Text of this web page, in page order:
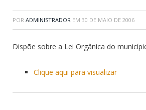
POR ADMINISTRADOR EM 30 DE MAIO DE 2006
Dispõe sobre a Lei Orgânica do
Clique aqui para visualizar